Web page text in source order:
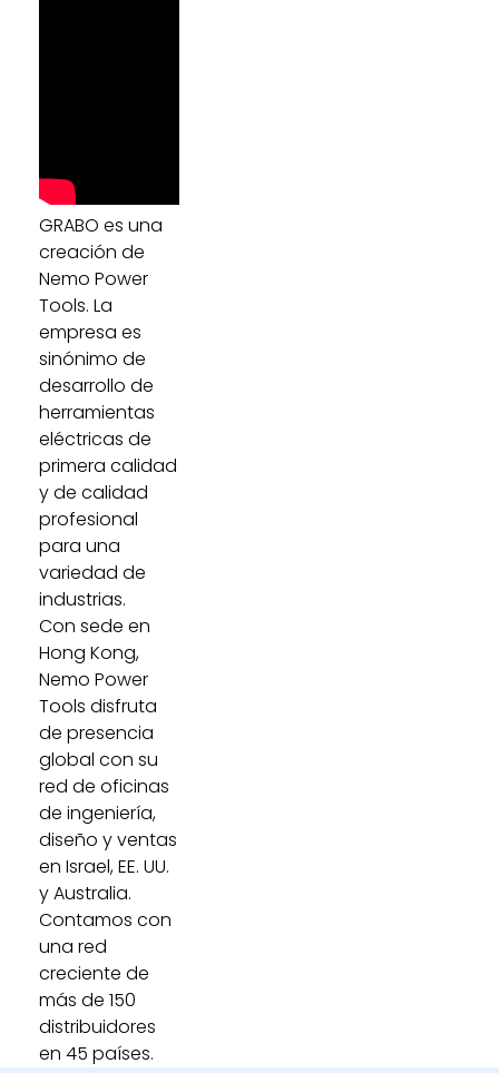
GRABO es una
creación de
Nemo Power
Tools. La
empresa es
sinónimo de
desarrollo de
herramientas
eléctricas de
primera calidad
y de calidad
profesional
para una
variedad de
industrias.
Con sede en
Hong Kong,
Nemo Power
Tools disfruta
de presencia
global con su
red de oficinas
de ingeniería,
diseño y ventas
en Israel, EE. UU.
y Australia.
Contamos con
una red
creciente de
más de 150
distribuidores
en 45 países.